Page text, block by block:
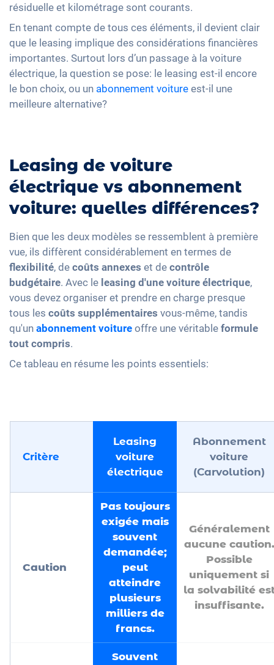
résiduelle et kilométrage sont courants.
En tenant compte de tous ces éléments, il devient clair
que le leasing implique des considérations financières
importantes. Surtout lors d’un passage à la voiture
électrique, la question se pose: le leasing est-il encore
le bon choix, ou un abonnement voiture est-il une
meilleure alternative?
Leasing de voiture
électrique vs abonnement
voiture: quelles différences?
Bien que les deux modèles se ressemblent à première
vue, ils diffèrent considérablement en termes de
flexibilité, de coûts annexes et de contrôle
budgétaire. Avec le leasing d'une voiture électrique,
vous devez organiser et prendre en charge presque
tous les coûts supplémentaires vous-même, tandis
qu'un abonnement voiture offre une véritable formule
tout compris.
Ce tableau en résume les points essentiels:
Critère
Leasing
voiture
électrique
Abonnement
voiture
(Carvolution)
Caution
Pas toujours
exigée mais
souvent
demandée;
peut
atteindre
plusieurs
milliers de
francs.
Généralement
aucune caution.
Possible
uniquement si
la solvabilité
insuffisante.
Souvent